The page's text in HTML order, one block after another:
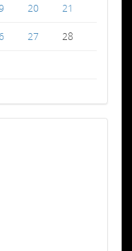
20 21
27 28